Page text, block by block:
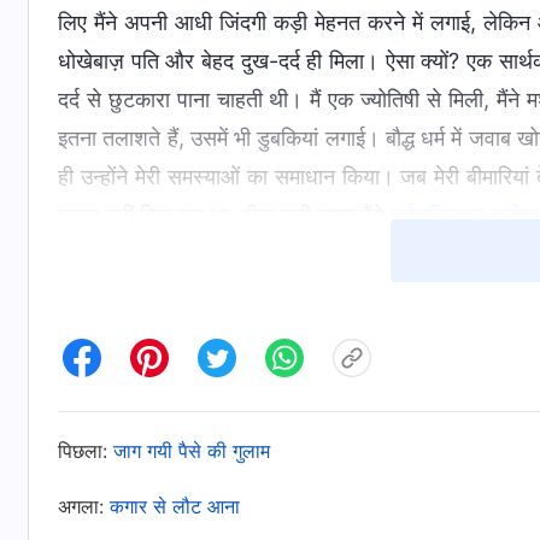
लिए मैंने अपनी आधी जिंदगी कड़ी मेहनत करने में लगाई,
धोखेबाज़ पति और बेहद दुख-दर्द ही मिला। ऐसा क्यों? एक
दर्द से छुटकारा पाना चाहती थी। मैं एक ज्योतिषी से मिली,
इतना तलाशते हैं, उसमें भी डुबकियां लगाई। बौद्ध धर्म में
ही उन्होंने मेरी समस्याओं का समाधान किया। जब मेरी
लाभ उठा सकते हैं। वे सोचते हैं कि प्रसिद्धि एवं लाभ एक
सब जो उनके पास है, अपने भविष्य एवं अपनी नियतियों को ले जा
भी स्वयं पर कोई नियन्त्रण हो सकता है जब एक बार वे इस
पिछला:जाग गयी पैसे की गुलाम
अगला:कगार से लौट आना